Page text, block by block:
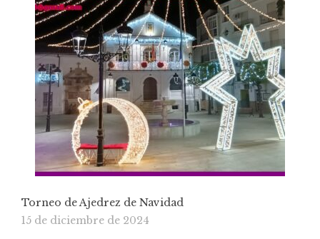
Torneo de Ajedrez de Navidad
15 de diciembre de 2024